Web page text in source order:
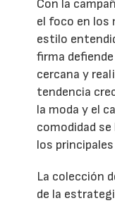
Con la
el foco en los
estilo
firma
cercana y
tendencia
la moda y el
comodidad
los
La colección
de la